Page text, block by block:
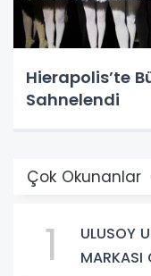
Hierapolis’te
Sahnelendi
Çok Okunanlar
1
ULUSOY
MARKASI